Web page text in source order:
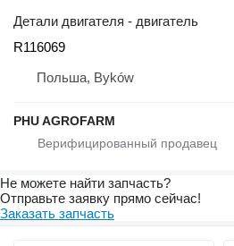
Детали двигателя - двигатель
R116069
Польша, Byków
PHU AGROFARM
Не можете найти запчасть?
Отправьте заявку прямо сейчас!
Заказать запчасть